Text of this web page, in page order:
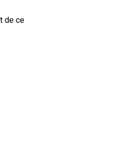
de ce